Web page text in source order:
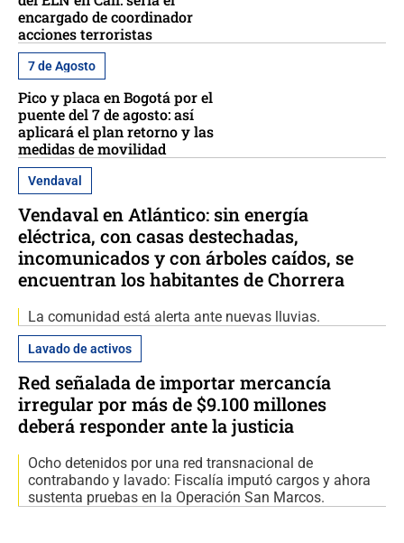
encargado de coordinador
acciones terroristas
7 de Agosto
Pico y placa en Bogotá por el
puente del 7 de agosto: así
aplicará el plan retorno y las
medidas de movilidad
Vendaval
Vendaval en Atlántico: sin energía
eléctrica, con casas destechadas,
incomunicados y con árboles caídos, se
encuentran los habitantes de Chorrera
La comunidad está alerta ante nuevas lluvias.
Lavado de activos
Red señalada de importar mercancía
irregular por más de $9.100 millones
deberá responder ante la justicia
Ocho detenidos por una red transnacional de
contrabando y lavado: Fiscalía imputó cargos y ahora
sustenta pruebas en la Operación San Marcos.